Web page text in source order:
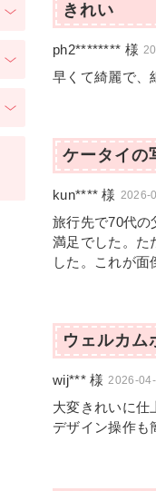
きれい
ph2******** 様
早くて綺麗で、
ケータイの
kun**** 様 2026-
旅行先で70代の
満足でした。た
した。これが面
ウェルカム
wij*** 様 2026-
大変きれいに仕
デザイン操作も